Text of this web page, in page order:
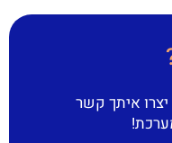
איתך קשר